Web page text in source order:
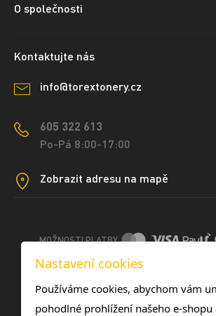
O společnosti
Kontaktujte nás
info@torextonery.cz
605 322 613
Po-Pá 8:00-17:00
Zobrazit adresu na mapě
MOŽNOSTI PLATBY
DOPRAVNÍ METODY
Nastavení cookies
Používáme cookies, abychom vám
pohodlné prohlížení našeho e-shopu